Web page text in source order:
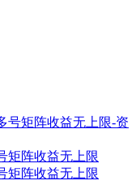
矩阵收益无上限
矩阵收益无上限